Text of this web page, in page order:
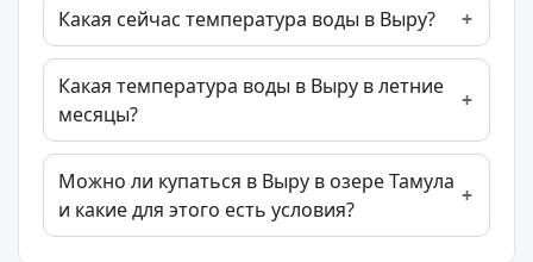
Какая сейчас температура воды в Выру?
Какая температура воды в Выру в летние
месяцы?
Можно ли купаться в Выру в озере Тамула
и какие для этого есть условия?